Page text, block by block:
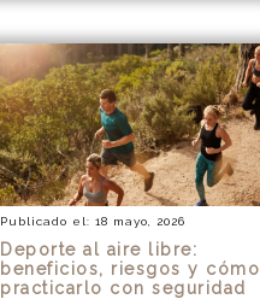
Publicado el: 18 mayo, 2026
Deporte al aire libre:
beneficios, riesgos y cómo
practicarlo con seguridad